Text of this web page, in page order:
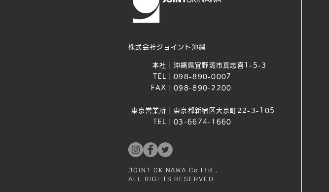
株式会社ジョイント沖縄
本社｜
TEL｜
FAX｜
東京営業所｜
TEL｜
沖縄県宜野湾市真志喜1-5-3
098-890-0007
098-890-2200
東京都新宿区大京町22-3-105
03-6674-1660
JOINT OKINAWA Co.Ltd.,
ALL RIGHTS RESERVED